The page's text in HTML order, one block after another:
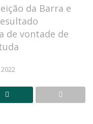
da Barra e
de vontade de